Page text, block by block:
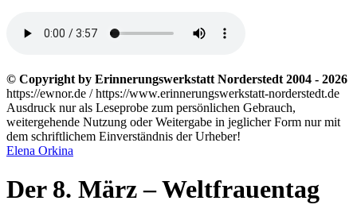
© Copyright by Erinnerungswerkstatt Norderstedt 2004 - 2026
https://ewnor.de / https://www.erinnerungswerkstatt-norderstedt.de
Ausdruck nur als Leseprobe zum persönlichen Gebrauch,
weitergehende Nutzung oder Weitergabe in jeglicher Form nur mit
dem schriftlichem Einverständnis der Urheber!
Elena Orkina
Der 8. März ‒ Weltfrauentag